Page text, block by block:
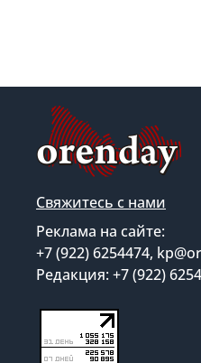
Свяжитесь с нами
Реклама на сайте:
+7 (922) 6254474,
Редакция: +7 (922)